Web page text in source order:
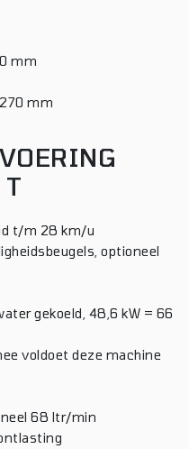
mm
mm
T
t/m 28 km/u
optioneel
gekoeld, 48,6 kW = 66
voldoet deze machine
68 ltr/min